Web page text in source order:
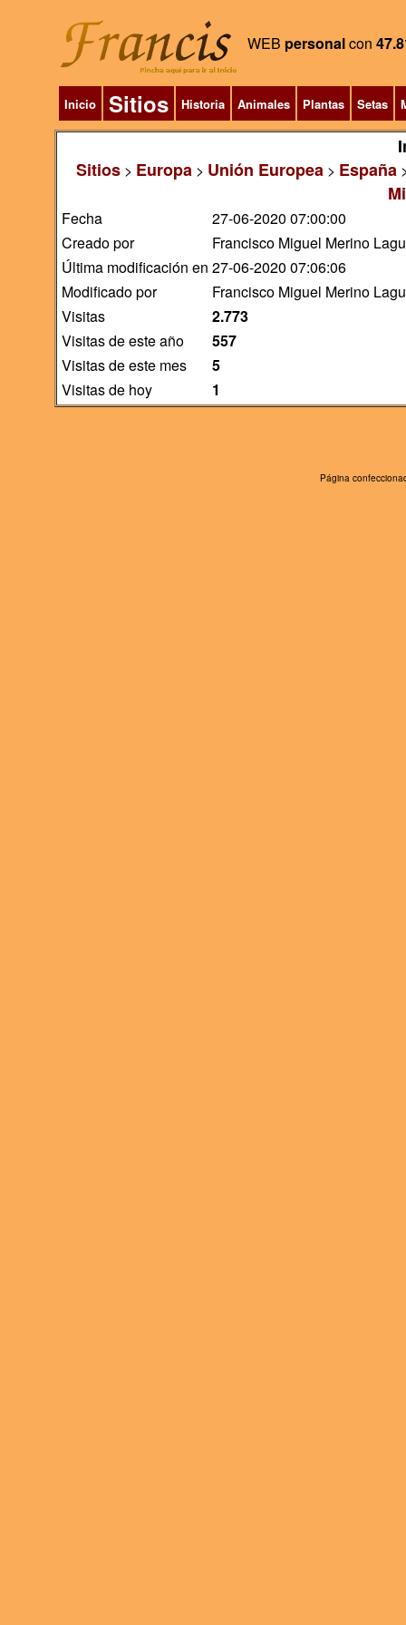
WEB personalcon
Inicio Sitios Historia Animales Plantas Setas
Sitios> Europa> Unión Europea> España
Fecha
27-06-2020 07:00:00
Creado por
Francisco Miguel Merino
Última modificación en 27-06-2020 07:06:06
Modificado por
Francisco Miguel Merino
Visitas
2.773
Visitas de este año
557
Visitas de este mes
5
Visitas de hoy
1
Página